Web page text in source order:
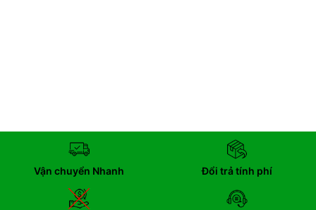
Vận chuyển Nhanh Đổi trả tính phí